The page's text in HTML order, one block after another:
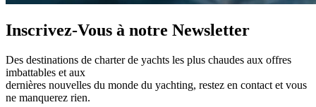
Inscrivez-Vous à notre Newsletter
Des destinations de charter de yachts les plus chaudes aux offres
imbattables et aux
dernières nouvelles du monde du yachting, restez en contact et vous
ne manquerez rien.